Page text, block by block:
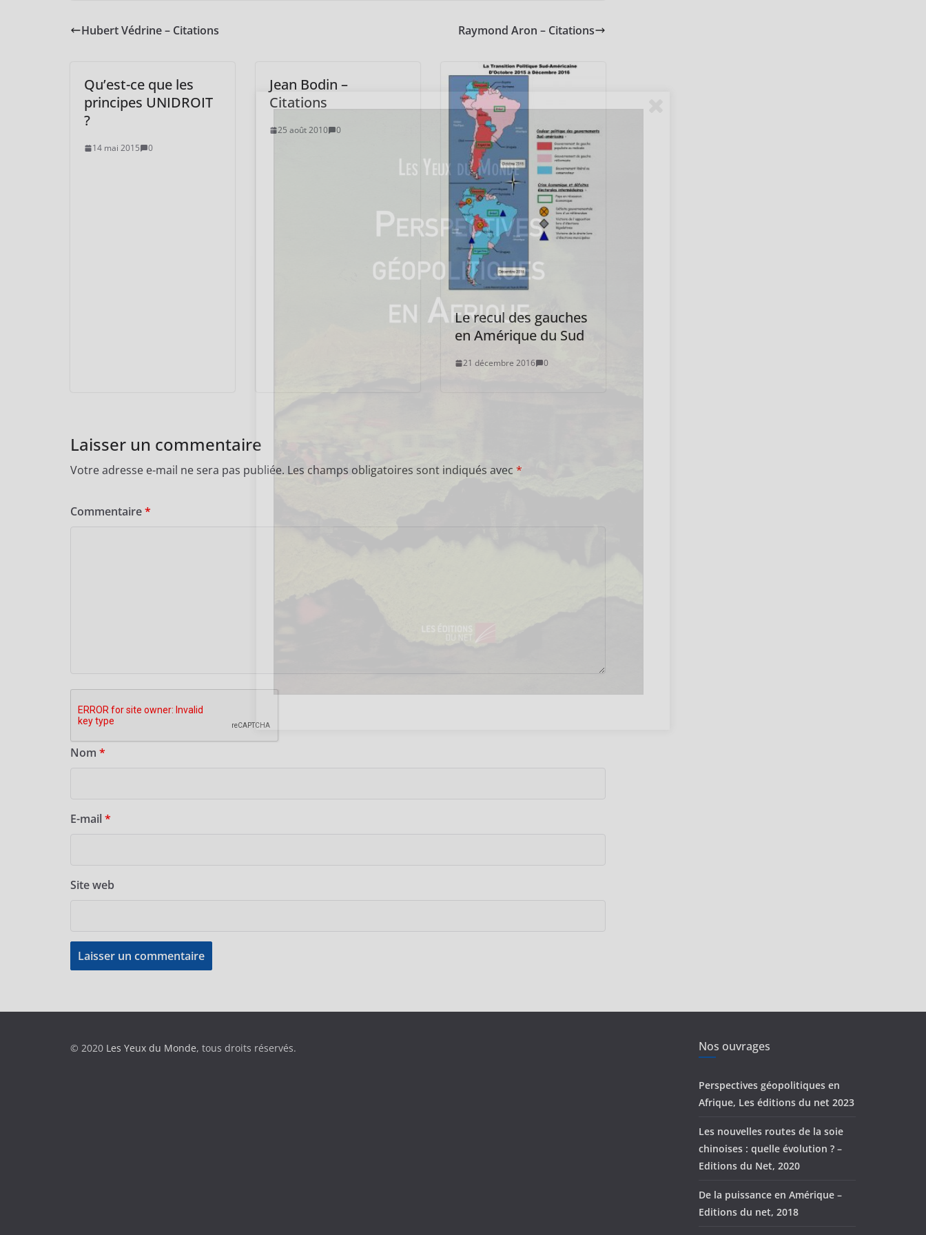
Hubert Védrine – Citations Raymond Aron – Citations
Qu’est-ce que les
principes UNIDROIT
?
14 mai 2015 0
Jean Bodin –
Citations
25 août 2010 0
Le recul des gauches
en Amérique du Sud
21 décembre 2016 0
Laisser un commentaire
Votre adresse e-mail ne sera pas publiée. Les champs obligatoires sont indiqués avec *
Commentaire*
Nom *
E-mail *
Site web
© 2020 Les Yeux du Monde, tous droits réservés. Nos ouvrages
Perspectives géopolitiques en
Afrique, Les éditions du net 2023
Les nouvelles routes de la soie
chinoises : quelle évolution ? –
Editions du Net, 2020
De la puissance en Amérique –
Editions du net, 2018